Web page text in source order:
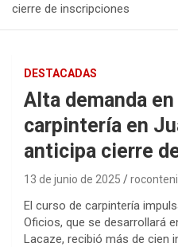
cierre de inscripciones
DESTACADAS
Alta demanda
carpintería en
anticipa cierre
13 de junio de 2025
El curso de carpintería
Oficios, que se desarrollará
Lacaze, recibió más de cien